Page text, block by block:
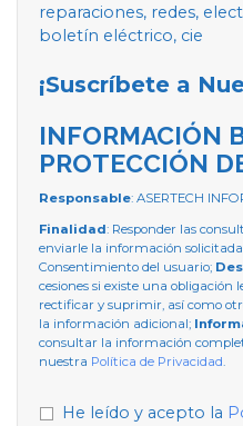
reparaciones, redes,
boletín eléctrico, cie
¡Suscríbete a
INFORMACIÓN
PROTECCIÓN
Responsable: ASERTECH
Finalidad: Responder las
enviarle la información
Consentimiento del usuario;
cesiones si existe una obligación
rectificar y suprimir, así como
la información adicional;
consultar la información
nuestra Política de Privacidad
He leído y acepto la